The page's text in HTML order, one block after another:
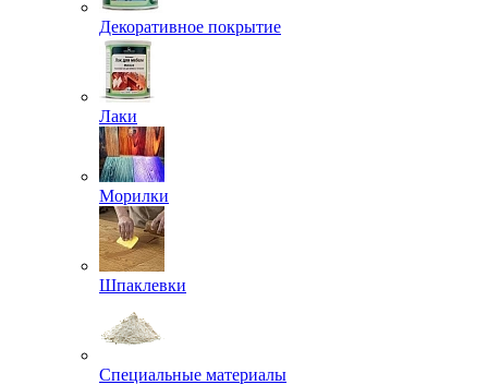
Декоративное покрытие
Лаки
Морилки
Шпаклевки
Специальные материалы